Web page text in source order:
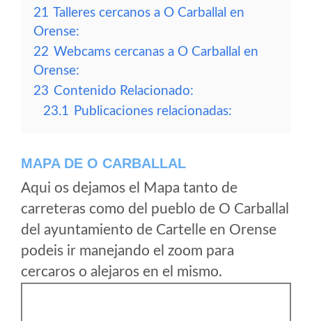
21 Talleres cercanos a O Carballal en
Orense:
22 Webcams cercanas a O Carballal en
Orense:
23 Contenido Relacionado:
23.1 Publicaciones relacionadas:
MAPA DE O CARBALLAL
Aqui os dejamos el Mapa tanto de
carreteras como del pueblo de O Carballal
del ayuntamiento de Cartelle en Orense
podeis ir manejando el zoom para
cercaros o alejaros en el mismo.